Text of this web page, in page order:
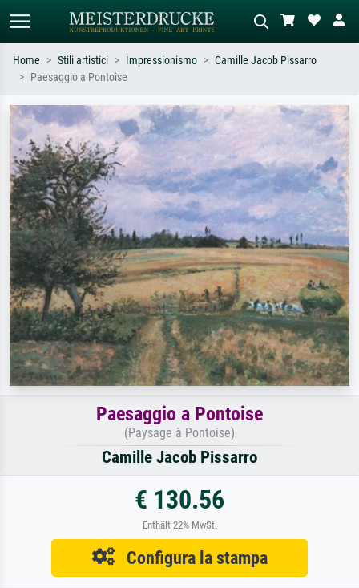
Cerca per artista, titolo o stile – es.
Monet, Notte stellata,
Impressionismo, onda di Hokusai,
nudo.
Descrivi la scena – es. prato verde,
astratto con molto rosso, dipinto a
olio scuro, nudo in piedi vicino a un
albero.
Home Stili artistici Impressionismo
Camille Jacob Pissarro
Paesaggio a Pontoise
Paesaggio a Pontoise
(Paysage à Pontoise)
Camille Jacob Pissarro
€ 130.56
Enthält 22% MwSt.
Configura la stampa